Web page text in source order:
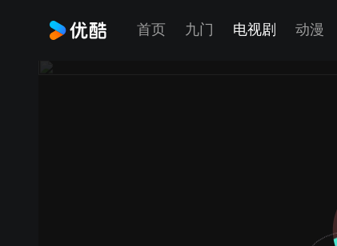
首页 九门 电视剧 动漫